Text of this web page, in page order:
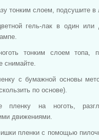
тонким слоем, подсушите в
гель-лак в один
тонким слоем топа,
снимайте.
с бумажной основы
по основе).
пленку на ноготь,
движениями.
пленки с помощью